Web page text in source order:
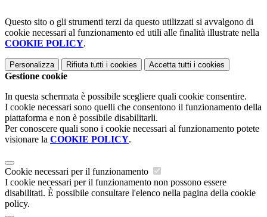
Questo sito o gli strumenti terzi da questo utilizzati si avvalgono di
cookie necessari al funzionamento ed utili alle finalità illustrate nella
COOKIE POLICY.
Personalizza Rifiuta tutti i cookies Accetta tutti i cookies
Gestione cookie
In questa schermata è possibile scegliere quali cookie consentire.
I cookie necessari sono quelli che consentono il funzionamento della
piattaforma e non è possibile disabilitarli.
Per conoscere quali sono i cookie necessari al funzionamento potete
visionare la COOKIE POLICY.
Cookie necessari per il funzionamento
I cookie necessari per il funzionamento non possono essere
disabilitati. È possibile consultare l'elenco nella pagina della cookie
policy.